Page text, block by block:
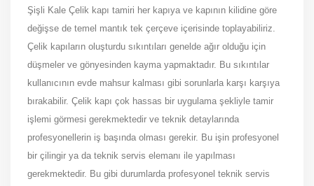
Şişli Kale Çelik kapı tamiri her kapıya ve kapının kilidine göre
değişse de temel mantık tek çerçeve içerisinde toplayabiliriz.
Çelik kapıların oluşturdu sıkıntıları genelde ağır olduğu için
düşmeler ve gönyesinden kayma yapmaktadır. Bu sıkıntılar
kullanıcının evde mahsur kalması gibi sorunlarla karşı karşıya
bırakabilir. Çelik kapı çok hassas bir uygulama şekliyle tamir
işlemi görmesi gerekmektedir ve teknik detaylarında
profesyonellerin iş başında olması gerekir. Bu işin profesyonel
bir çilingir ya da teknik servis elemanı ile yapılması
gerekmektedir. Bu gibi durumlarda profesyonel teknik servis